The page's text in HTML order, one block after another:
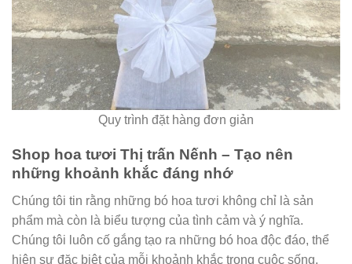
Quy trình đặt hàng đơn giản
Shop hoa tươi Thị trấn Nếnh – Tạo nên
những khoảnh khắc đáng nhớ
Chúng tôi tin rằng những bó hoa tươi không chỉ là sản
phẩm mà còn là biểu tượng của tình cảm và ý nghĩa.
Chúng tôi luôn cố gắng tạo ra những bó hoa độc đáo, thể
hiện sự đặc biệt của mỗi khoảnh khắc trong cuộc sống.